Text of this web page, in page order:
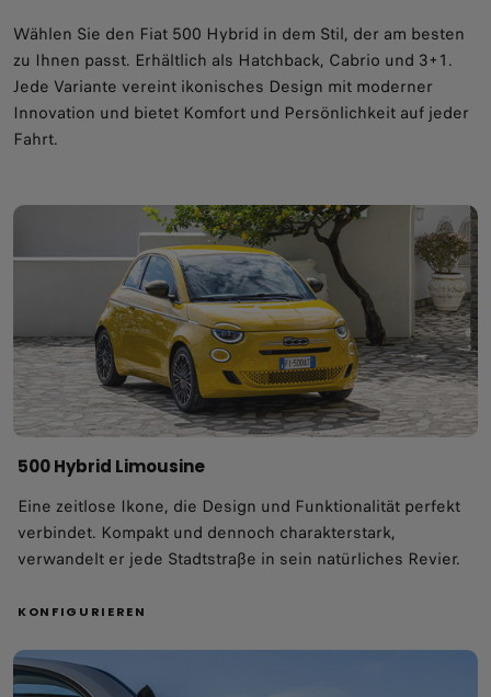
Wählen Sie den Fiat 500 Hybrid in dem Stil, der am besten
zu Ihnen passt. Erhältlich als Hatchback, Cabrio und 3+1.
Jede Variante vereint ikonisches Design mit moderner
Innovation und bietet Komfort und Persönlichkeit auf jeder
Fahrt.
500 Hybrid Limousine
Eine zeitlose Ikone, die Design und Funktionalität perfekt
verbindet. Kompakt und dennoch charakterstark,
verwandelt er jede Stadtstraße in sein natürliches Revier.​
KONFIGURIEREN